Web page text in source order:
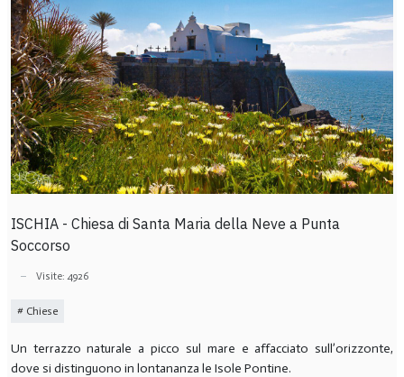
ISCHIA - Chiesa di Santa Maria della Neve a Punta
Soccorso
Visite: 4926
Chiese
Un terrazzo naturale a picco sul mare e affacciato sull’orizzonte,
dove si distinguono in lontananza le Isole Pontine.